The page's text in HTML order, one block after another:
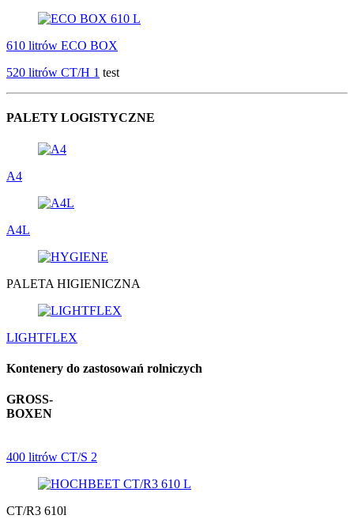
610 litrów ECO BOX
520 litrów CT/H 1 test
PALETY LOGISTYCZNE
A4
A4L
PALETA HIGIENICZNA
LIGHTFLEX
Kontenery do zastosowań rolniczych
GROSS-
BOXEN
400 litrów CT/S 2
CT/R3 610l